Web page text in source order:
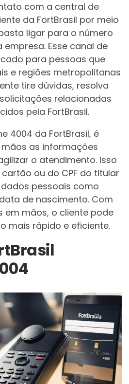
com a central de
da FortBrasil por meio
ligar para o número
Esse canal de
para pessoas que
e regiões metropolitanas
tire dúvidas, resolva
relacionadas
pela FortBrasil.
4004 da FortBrasil, é
as informações
o atendimento. Isso
ou do CPF do titular
pessoais como
de nascimento. Com
em mãos, o cliente pode
mais rápido e eficiente.